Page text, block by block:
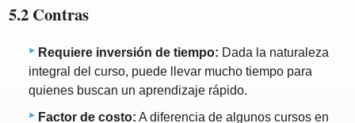
5.2 Contras
Requiere inversión de tiempo: Dada la naturaleza
integral del curso, puede llevar mucho tiempo para
quienes buscan un aprendizaje rápido.
Factor de costo: A diferencia de algunos cursos en